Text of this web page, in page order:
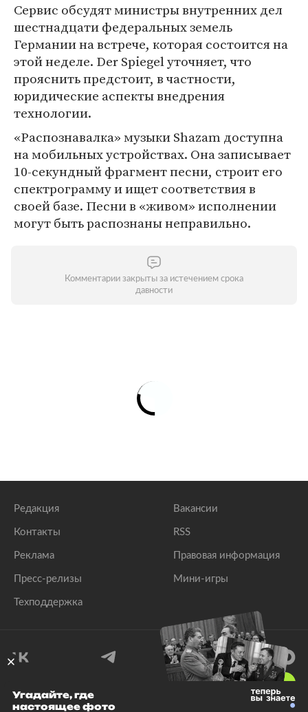
Сервис обсудят министры внутренних дел
шестнадцати федеральных земель
Германии на встрече, которая состоится на
этой неделе. Der Spiegel уточняет, что
прояснить предстоит, в частности,
юридические аспекты внедрения
технологии.
«Распознавалка» музыки Shazam доступна
на мобильных устройствах. Она записывает
10-секундный фрагмент песни, строит его
спектрограмму и ищет соответствия в
своей базе. Песни в «живом» исполнении
могут быть распознаны неправильно.
Комментарии закрыты за истечением срока
давности
Редакция
Контакты
Реклама
Пресс-релизы
Техподдержка
Вакансии
RSS
Правовая информация
Мини-игры
© 1999–2026 Все права защищены.
Угадайте, где
настоящее фото